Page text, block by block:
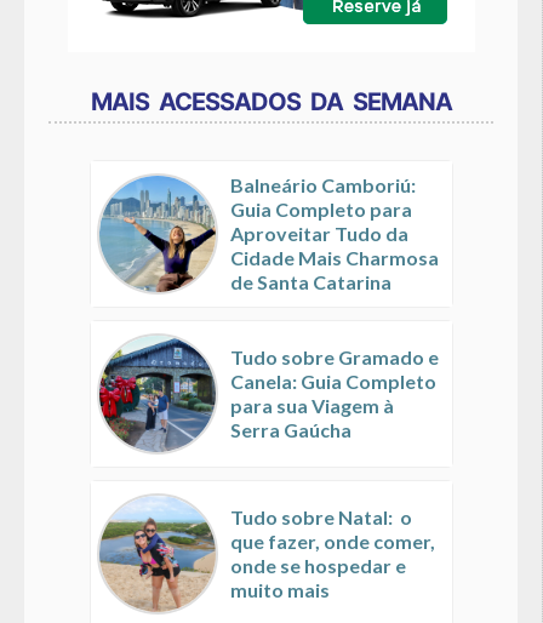
MAIS ACESSADOS DA SEMANA
Balneário Camboriú:
Guia Completo para
Aproveitar Tudo da
Cidade Mais Charmosa
de Santa Catarina
Tudo sobre Gramado e
Canela: Guia Completo
para sua Viagem à
Serra Gaúcha
Tudo sobre Natal: o
que fazer, onde comer,
onde se hospedar e
muito mais